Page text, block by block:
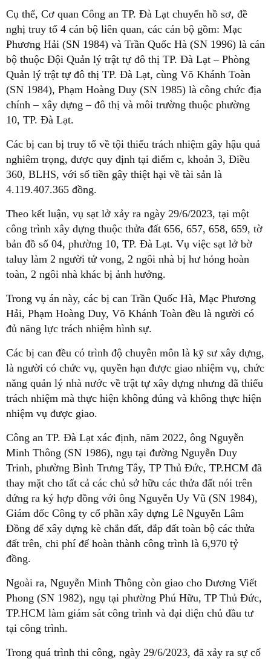
Cụ thể, Cơ quan Công an TP. Đà Lạt chuyển hồ sơ, đề
nghị truy tố 4 cán bộ liên quan, các cán bộ gồm: Mạc
Phương Hải (SN 1984) và Trần Quốc Hà (SN 1996) là cán
bộ thuộc Đội Quản lý trật tự đô thị TP. Đà Lạt – Phòng
Quản lý trật tự đô thị TP. Đà Lạt, cùng Võ Khánh Toàn
(SN 1984), Phạm Hoàng Duy (SN 1985) là công chức địa
chính – xây dựng – đô thị và môi trường thuộc phường
10, TP. Đà Lạt.
Các bị can bị truy tố về tội thiếu trách nhiệm gây hậu quả
nghiêm trọng, được quy định tại điểm c, khoản 3, Điều
360, BLHS, với số tiền gây thiệt hại về tài sản là
4.119.407.365 đồng.
Theo kết luận, vụ sạt lở xảy ra ngày 29/6/2023, tại một
công trình xây dựng thuộc thửa đất 656, 657, 658, 659, tờ
bản đồ số 04, phường 10, TP. Đà Lạt. Vụ việc sạt lở bờ
taluy làm 2 người tử vong, 2 ngôi nhà bị hư hỏng hoàn
toàn, 2 ngôi nhà khác bị ảnh hưởng.
Trong vụ án này, các bị can Trần Quốc Hà, Mạc Phương
Hải, Phạm Hoàng Duy, Võ Khánh Toàn đều là người có
đủ năng lực trách nhiệm hình sự.
Các bị can đều có trình độ chuyên môn là kỹ sư xây dựng,
là người có chức vụ, quyền hạn được giao nhiệm vụ, chức
năng quản lý nhà nước về trật tự xây dựng nhưng đã thiếu
trách nhiệm mà thực hiện không đúng và không thực hiện
nhiệm vụ được giao.
Công an TP. Đà Lạt xác định, năm 2022, ông Nguyễn
Minh Thông (SN 1986), ngụ tại đường Nguyễn Duy
Trinh, phường Bình Trưng Tây, TP Thủ Đức, TP.HCM đã
thay mặt cho tất cả các chủ sở hữu các thửa đất nói trên
đứng ra ký hợp đồng với ông Nguyễn Uy Vũ (SN 1984),
Giám đốc Công ty cổ phần xây dựng Lê Nguyễn Lâm
Đồng để xây dựng kè chắn đất, đắp đất toàn bộ các thửa
đất trên, chi phí để hoàn thành công trình là 6,970 tỷ
đồng.
Ngoài ra, Nguyễn Minh Thông còn giao cho Dương Viết
Phong (SN 1982), ngụ tại phường Phú Hữu, TP Thủ Đức,
TP.HCM làm giám sát công trình và đại diện chủ đầu tư
tại công trình.
Trong quá trình thi công, ngày 29/6/2023, đã xảy ra sự cố